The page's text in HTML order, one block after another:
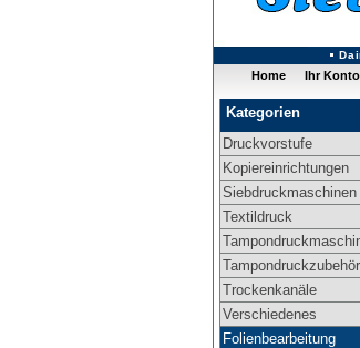
Home Ihr Konto
Kategorien
Druckvorstufe
Kopiereinrichtungen
Siebdruckmaschinen
Textildruck
Tampondruckzubehör
Trockenkanäle
Verschiedenes
Folienbearbeitung